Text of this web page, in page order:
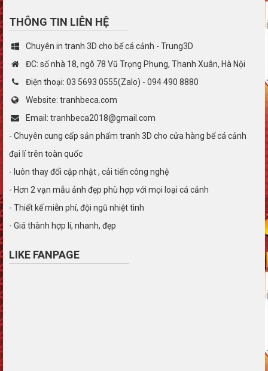
THÔNG TIN LIÊN HỆ
Chuyên in tranh 3D cho bể cá cảnh - Trung3D
ĐC: số nhà 18, ngõ 78 Vũ Trọng Phụng, Thanh Xuân, Hà Nội
Điện thoại: 03 5693 0555(Zalo) - 094 490 8880
Website: tranhbeca.com
Email: tranhbeca2018@gmail.com
- Chuyên cung cấp sản phẩm tranh 3D cho cửa hàng bể cá cảnh
đại lí trên toàn quốc
- luôn thay đổi cập nhật , cải tiến công nghệ
- Hơn 2 vạn mẫu ảnh đẹp phù hợp với mọi loại cá cảnh
- Thiết kế miễn phí, đội ngũ nhiệt tình
- Giá thành hợp lí, nhanh, đẹp
LIKE FANPAGE